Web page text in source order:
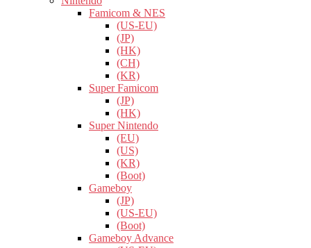
Famicom & NES
(US-EU)
(JP)
(HK)
(CH)
(KR)
Super Famicom
(JP)
(HK)
Super Nintendo
(EU)
(US)
(KR)
(Boot)
Gameboy
(JP)
(US-EU)
(Boot)
Gameboy Advance